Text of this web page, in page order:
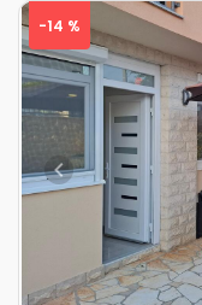
Previous
-14 %